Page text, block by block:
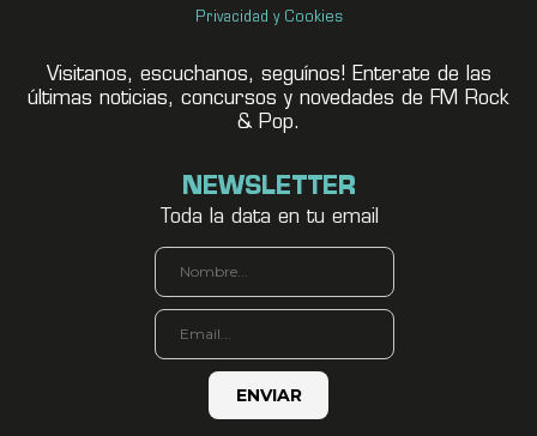
Privacidad y Cookies
Visitanos, escuchanos, seguínos! Enterate de las
últimas noticias, concursos y novedades de FM Rock
& Pop.
NEWSLETTER
Toda la data en tu email